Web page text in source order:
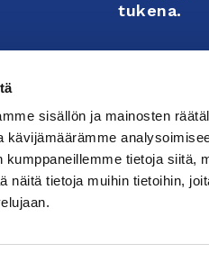
sisällön ja mainosten
kävijämäärämme
kumppaneillemme tietoja siitä,
näitä tietoja muihin tietoihin,
tukena.
activities.